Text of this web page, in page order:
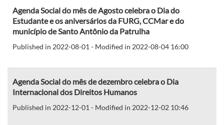
Agenda Social do mês de Agosto celebra o Dia do
Estudante e os aniversários da FURG, CCMar e do
município de Santo Antônio da Patrulha
Published in 2022-08-01 - Modified in 2022-08-04 16:00
Agenda Social do mês de dezembro celebra o Dia
Internacional dos Direitos Humanos
Published in 2022-12-01 - Modified in 2022-12-02 10:46